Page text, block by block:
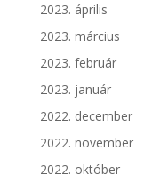
2023. április
2023. március
2023. február
2023. január
2022. december
2022. november
2022. október